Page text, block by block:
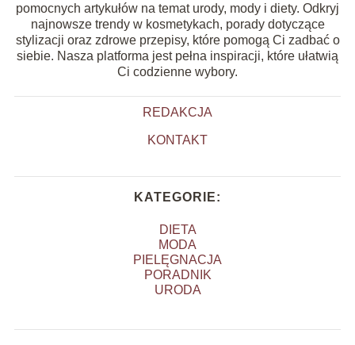
pomocnych artykułów na temat urody, mody i diety. Odkryj
najnowsze trendy w kosmetykach, porady dotyczące
stylizacji oraz zdrowe przepisy, które pomogą Ci zadbać o
siebie. Nasza platforma jest pełna inspiracji, które ułatwią
Ci codzienne wybory.
REDAKCJA
KONTAKT
KATEGORIE:
DIETA
MODA
PIELĘGNACJA
PORADNIK
URODA